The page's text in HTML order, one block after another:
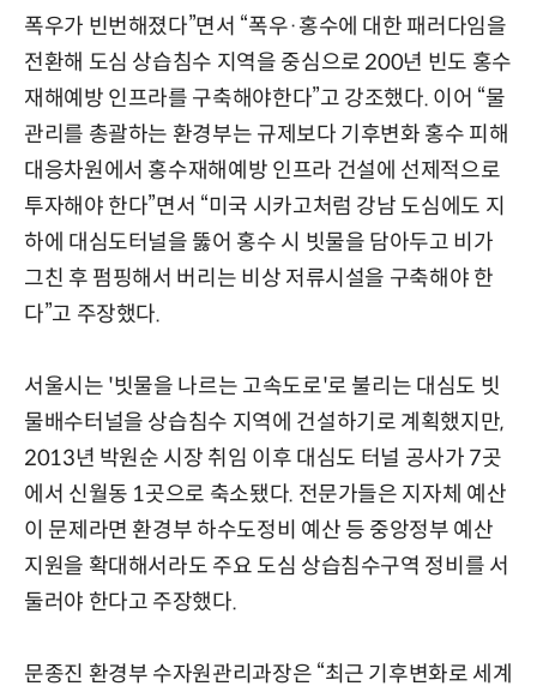
폭우가 빈번해졌다”면서 “폭우·홍수에 대한 패러다임을
전환해 도심 상습침수 지역을 중심으로 200년 빈도 홍수
재해예방 인프라를 구축해야한다”고 강조했다. 이어 “물
관리를 총괄하는 환경부는 규제보다 기후변화 홍수 피해
대응차원에서 홍수재해예방 인프라 건설에 선제적으로
투자해야 한다”면서 “미국 시카고처럼 강남 도심에도 지
하에 대심도터널을 뚫어 홍수 시 빗물을 담아두고 비가
그친 후 펌핑해서 버리는 비상 저류시설을 구축해야 한
다”고 주장했다.
서울시는 '빗물을 나르는 고속도로'로 불리는 대심도 빗
물배수터널을 상습침수 지역에 건설하기로 계획했지만,
2013년 박원순 시장 취임 이후 대심도 터널 공사가 7곳
에서 신월동 1곳으로 축소됐다. 전문가들은 지자체 예산
이 문제라면 환경부 하수도정비 예산 등 중앙정부 예산
지원을 확대해서라도 주요 도심 상습침수구역 정비를 서
둘러야 한다고 주장했다.
문종진 환경부 수자원관리과장은 “최근 기후변화로 세계